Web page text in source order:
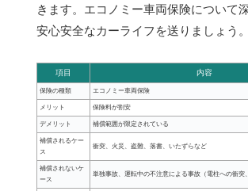
きます。エコノミー車両保険について
安心安全なカーライフを送りましょう。
項目 内容
保険の種類 エコノミー車両保険
メリット 保険料が割安
デメリット 補償範囲が限定されている
補償されるケー
ス
衝突、火災、盗難、落書、いたずらなど
補償されないケ
ース
単独事故、運転中の不注意による事故（電柱への衝突